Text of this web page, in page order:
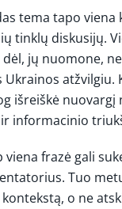
tema tapo viena
tinklų diskusijų.
jų nuomone,
atžvilgiu.
išreiškė
informacinio
viena frazė gali
Tuo
o ne